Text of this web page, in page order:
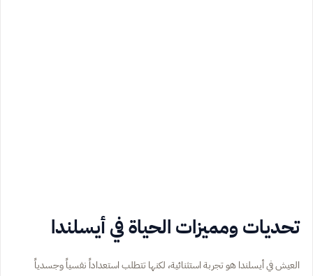
تحديات ومميزات الحياة في أيسلندا
العيش في أيسلندا هو تجربة استثنائية، لكنها تتطلب استعداداً نفسياً وجسدياً